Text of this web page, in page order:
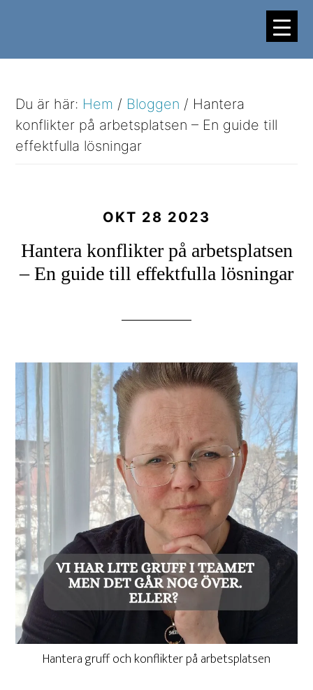
Du är här: Hem / Bloggen / Hantera
konflikter på arbetsplatsen – En guide till
effektfulla lösningar
OKT 28 2023
Hantera konflikter på arbetsplatsen
– En guide till effektfulla lösningar
Hantera gruff och konflikter på arbetsplatsen